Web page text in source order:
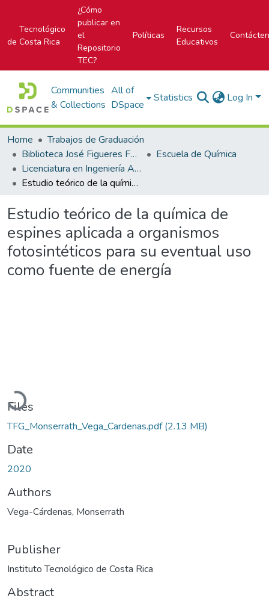
Tecnológico
de Costa Rica
¿Cómo
publicar en
el
Repositorio
TEC?
Políticas
Recursos
Educativos
Communities
& Collections
All of
DSpace
Statistics Log In
Home
Trabajos de Graduación
Biblioteca José Figueres Ferrer
Escuela de Química
Licenciatura en Ingeniería Ambiental
Estudio teórico de la química de espines aplicada a organismos fotosintéticos para su eventual uso como fuente de energía
Estudio teórico de la química de
espines aplicada a organismos
fotosintéticos para su eventual uso
como fuente de energía
Loading...
Files
TFG_Monserrath_Vega_Cardenas.pdf(2.13 MB)
Date
2020
Authors
Vega-Cárdenas, Monserrath
Publisher
Instituto Tecnológico de Costa Rica
Abstract